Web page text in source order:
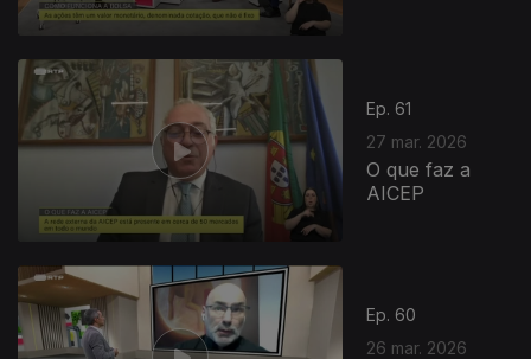
Ep. 61
27 mar. 2026
O que faz a
AICEP
Ep. 60
26 mar. 2026